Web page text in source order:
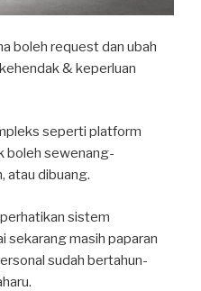
boleh request dan ubah
& keperluan
seperti platform
boleh sewenang-
atau dibuang.
sistem
sekarang masih paparan
sudah bertahun-